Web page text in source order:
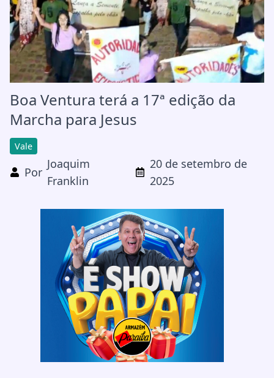
Boa Ventura terá a 17ª edição da
Marcha para Jesus
Vale
Por
Joaquim
Franklin
20 de setembro de
2025